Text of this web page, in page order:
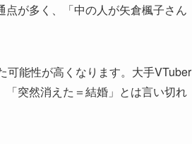
が多く、「中の人が矢倉楓子さん
可能性が高くなります。大手VTuber
突然消えた＝結婚」とは言い切れ